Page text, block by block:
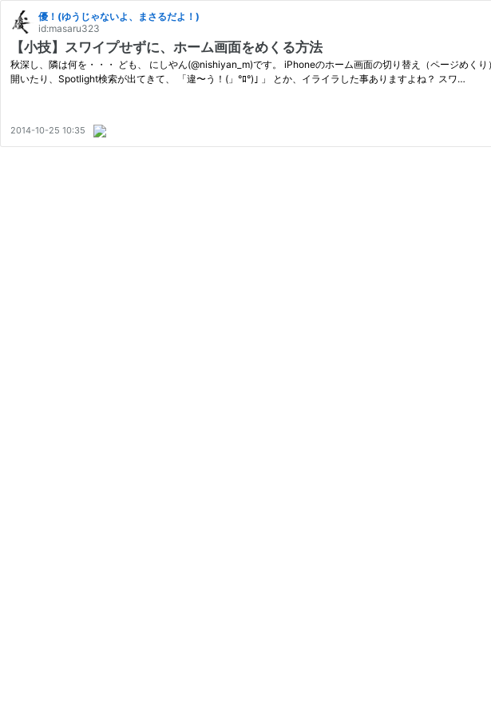
優！(ゆうじゃないよ、まさるだよ！)
id:masaru323
【小技】スワイプせずに、ホーム画面をめくる方法
秋深し、隣は何を・・・ ども、 にしやん(@nishiyan_m)です。 iPhoneのホーム画面の切り替え（ページめく
開いたり、Spotlight検索が出てきて、 「違〜う！(」°ﾛ°)｣ 」 とか、イライラした事ありますよね？ スワ…
2014-10-25 10:35